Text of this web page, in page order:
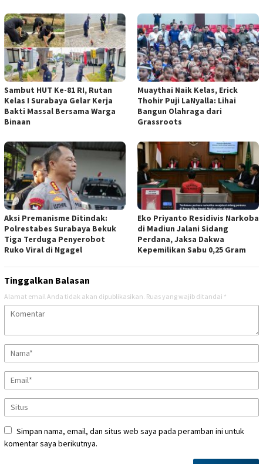
Sambut HUT Ke-81 RI, Rutan
Kelas I Surabaya Gelar Kerja
Bakti Massal Bersama Warga
Binaan
Muaythai Naik Kelas, Erick
Thohir Puji LaNyalla: Lihai
Bangun Olahraga dari
Grassroots
Aksi Premanisme Ditindak:
Polrestabes Surabaya Bekuk
Tiga Terduga Penyerobot
Ruko Viral di Ngagel
Eko Priyanto Residivis Narkoba
di Madiun Jalani Sidang
Perdana, Jaksa Dakwa
Kepemilikan Sabu 0,25 Gram
Tinggalkan Balasan
Alamat email Anda tidak akan dipublikasikan. Ruas yang wajib ditandai *
Simpan nama, email, dan situs web saya pada peramban ini untuk
komentar saya berikutnya.